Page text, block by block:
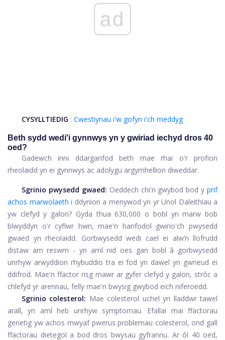
ad
CYSYLLTIEDIG : Cwestiynau i'w gofyn i'ch meddyg
Beth sydd wedi'i gynnwys yn y gwiriad iechyd dros 40
oed?
Gadewch inni ddarganfod beth mae rhai o'r profion
rheolaidd yn ei gynnwys ac adolygu argymhellion diweddar.
Sgrinio pwysedd gwaed: Oeddech chi'n gwybod bod y prif
achos marwolaeth i ddynion a menywod yn yr Unol Daleithiau a
yw clefyd y galon? Gyda thua 630,000 o bobl yn marw bob
blwyddyn o'r cyflwr hwn, mae'n hanfodol gwirio'ch pwysedd
gwaed yn rheolaidd. Gorbwysedd wedi cael ei alw’n llofrudd
distaw am reswm - yn aml nid oes gan bobl â gorbwysedd
unrhyw arwyddion rhybuddio tra ei fod yn dawel yn gwneud ei
ddifrod. Mae'n ffactor risg mawr ar gyfer clefyd y galon, strôc a
chlefyd yr arennau, felly mae'n bwysig gwybod eich niferoedd.
Sgrinio colesterol: Mae colesterol uchel yn lladdwr tawel
arall, yn aml heb unrhyw symptomau. Efallai mai ffactorau
genetig yw achos mwyaf pwerus problemau colesterol, ond gall
ffactorau dietegol a bod dros bwysau gyfrannu. Ar ôl 40 oed,